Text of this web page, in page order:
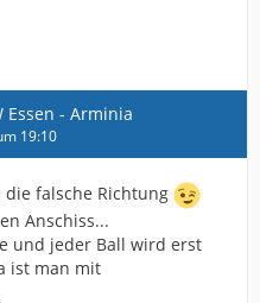
Essen - Arminia
19:10
falsche Richtung
Anschiss...
und jeder Ball wird erst
ist man mit